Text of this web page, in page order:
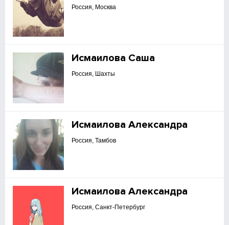
Россия, Москва
Исмаилова Саша
Россия, Шахты
Исмаилова Александра
Россия, Тамбов
Исмаилова Александра
Россия, Санкт-Петербург